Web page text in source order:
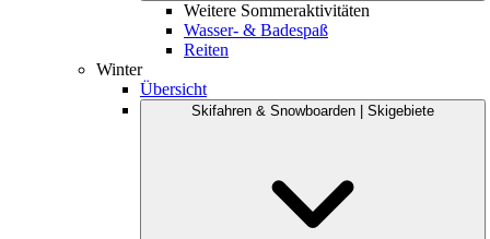
Weitere Sommeraktivitäten
Wasser- & Badespaß
Reiten
Winter
Übersicht
Skifahren & Snowboarden | Skigebiete